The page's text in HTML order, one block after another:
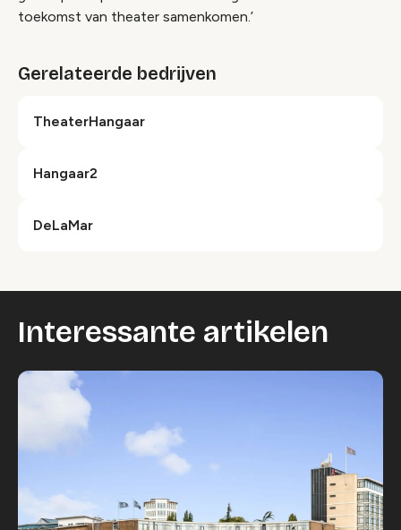
toekomst van theater samenkomen.’
Gerelateerde bedrijven
TheaterHangaar
Hangaar2
DeLaMar
Interessante artikelen